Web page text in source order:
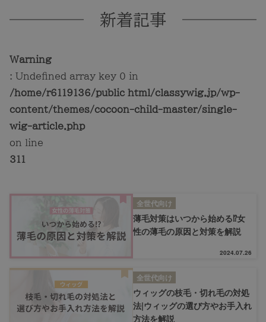
新着記事
Warning
: Undefined array key 0 in
/home/r6119136/public_html/classywig.jp/wp-
content/themes/cocoon-child-master/single-
wig-article.php
on line
311
全世代向け
薄毛対策はいつから始める⁉女
性の薄毛の原因と対策を解説
2024.07.26
全世代向け
ウィッグの枝毛・切れ毛の対処
法|ウィッグの選び方やお手入れ
方法を解説